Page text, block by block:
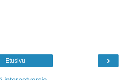
›
Etusivu